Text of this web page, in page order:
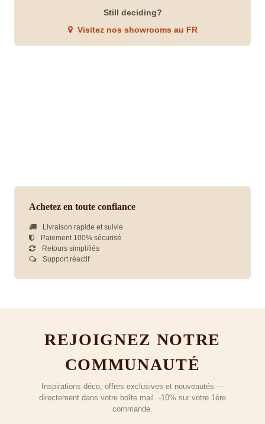
Still deciding?
Visitez nos showrooms au FR
Achetez en toute confiance
Livraison rapide et suivie
Paiement 100% sécurisé
Retours simplifiés
Support réactif
REJOIGNEZ NOTRE
COMMUNAUTÉ
Inspirations déco, offres exclusives et nouveautés —
directement dans votre boîte mail. -10% sur votre 1ère
commande.